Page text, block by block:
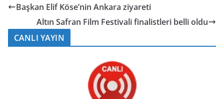
Başkan Elif Köse’nin Ankara ziyareti
Altın Safran Film Festivali finalistleri belli oldu
CANLI YAYIN